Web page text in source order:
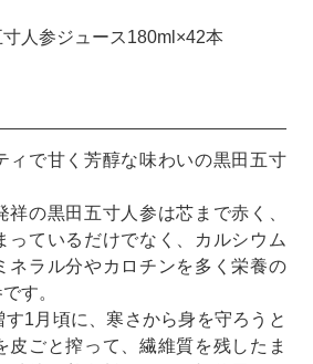
人参ジュース180ml×42本
ィで甘く芳醇な味わいの黒田五寸
の黒田五寸人参は芯まで赤く、
っているだけでなく、カルシウム
ネラル分やカロチンを多く栄養の
す。
1月頃に、寒さから身を守ろうと
皮ごと搾って、繊維質を残したま